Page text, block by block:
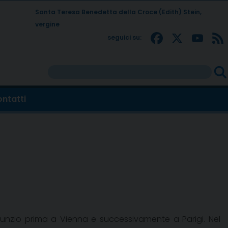
Santa Teresa Benedetta della Croce (Edith) Stein,
vergine
seguici su:
X
per:
prima a Vienna e successivamente a Parigi. Nel